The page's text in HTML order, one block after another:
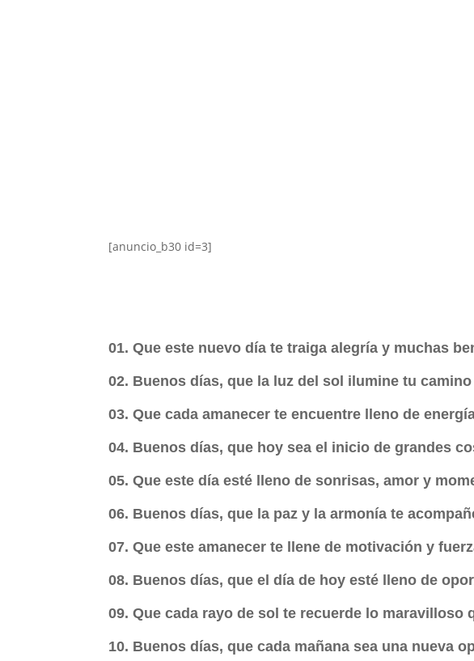
[anuncio_b30 id=3]
01. Que este nuevo día te traiga alegría y muchas
02. Buenos días, que la luz del sol ilumine tu
03. Que cada amanecer te encuentre lleno de
04. Buenos días, que hoy sea el inicio de grandes
05. Que este día esté lleno de sonrisas, amor y
06. Buenos días, que la paz y la armonía te
07. Que este amanecer te llene de motivación y
08. Buenos días, que el día de hoy esté lleno de
09. Que cada rayo de sol te recuerde lo maravilloso
10. Buenos días, que cada mañana sea una nueva